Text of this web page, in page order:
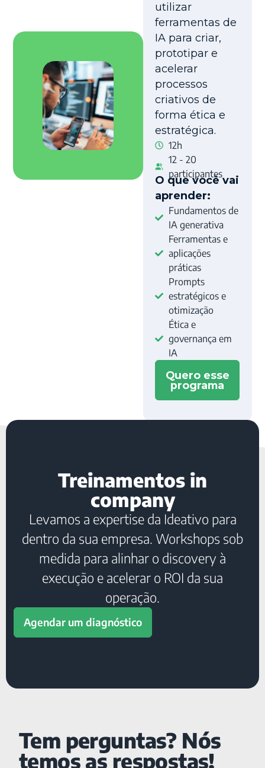
utilizar
ferramentas de
IA para criar,
prototipar e
acelerar
processos
criativos de
forma ética e
estratégica.
12h
12 - 20
participantes
O que você vai
aprender:
Fundamentos de
IA generativa
Ferramentas e
aplicações
práticas
Prompts
estratégicos e
otimização
Ética e
governança em
IA
Quero esse
programa
Treinamentos in
company
Levamos a expertise da Ideativo para
dentro da sua empresa. Workshops sob
medida para alinhar o discovery à
execução e acelerar o ROI da sua
operação.
Agendar um diagnóstico
Tem perguntas? Nós
temos as respostas!​